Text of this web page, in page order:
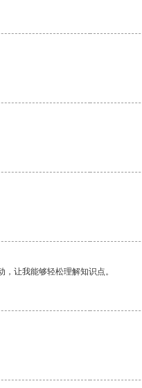
让我能够轻松理解知识点。